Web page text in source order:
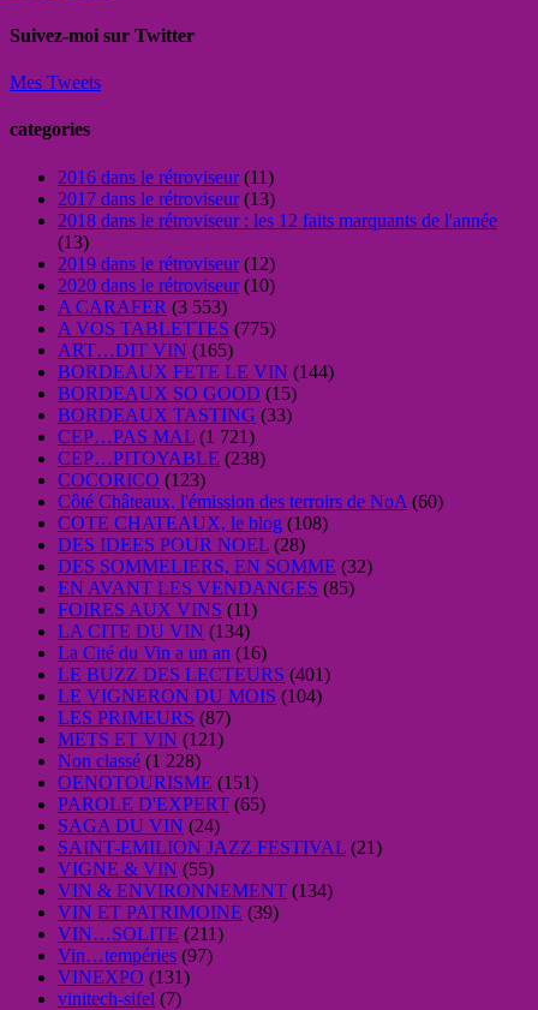
Suivez-moi sur Twitter
Mes Tweets
categories
2016 dans le rétroviseur(11)
2017 dans le rétroviseur(13)
2018 dans le rétroviseur : les 12 faits marquants de l'année
(13)
2019 dans le rétroviseur(12)
2020 dans le rétroviseur(10)
A CARAFER (3 553)
A VOS TABLETTES (775)
ART…DIT VIN (165)
BORDEAUX FETE LE VIN (144)
BORDEAUX SO GOOD (15)
BORDEAUX TASTING (33)
CEP…PAS MAL (1 721)
CEP…PITOYABLE (238)
COCORICO (123)
Côté Châteaux, l'émission des terroirs de NoA (60)
COTE CHATEAUX, le blog (108)
DES IDEES POUR NOEL (28)
DES SOMMELIERS, EN SOMME (32)
EN AVANT LES VENDANGES (85)
FOIRES AUX VINS (11)
LA CITE DU VIN (134)
La Cité du Vin a un an (16)
LE BUZZ DES LECTEURS (401)
LE VIGNERON DU MOIS (104)
LES PRIMEURS (87)
METS ET VIN (121)
Non classé (1 228)
OENOTOURISME (151)
PAROLE D'EXPERT (65)
SAGA DU VIN (24)
SAINT-EMILION JAZZ FESTIVAL (21)
VIGNE & VIN (55)
VIN & ENVIRONNEMENT (134)
VIN ET PATRIMOINE (39)
VIN…SOLITE (211)
Vin…tempéries (97)
VINEXPO (131)
vinitech-sifel (7)